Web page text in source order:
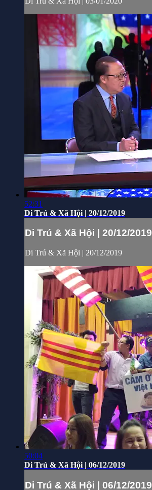
52:31
Di Trú & Xã Hội | 20/12/2019
Di Trú & Xã Hội | 20/12/2019
Di Trú & Xã Hội | 20/12/2019
50:04
Di Trú & Xã Hội | 06/12/2019
Di Trú & Xã Hội | 06/12/2019